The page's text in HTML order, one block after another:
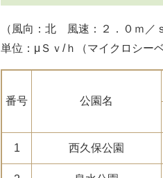
（風向：北 風速：２．０ｍ
単位：μＳｖ/ｈ（マイクロシー
番号 公園名
1 西久保公園